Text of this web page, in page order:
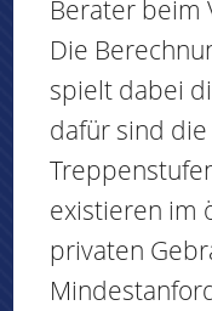
Berater beim
Die
spielt dabei
dafür sind
existieren im
privaten